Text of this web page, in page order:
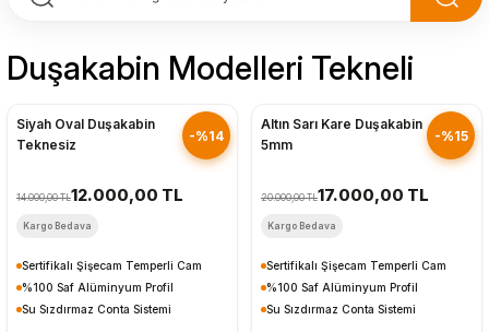
Duşakabin Modelleri Tekneli
-%14
Hızlı Gönderim
Siyah Oval Duşakabin
Teknesiz
14.000,00 TL12.000,00 TL
Kargo Bedava
Sertifikalı Şişecam Temperli Cam
%100 Saf Alüminyum Profil
Su Sızdırmaz Conta Sistemi
-%15
Altın Sarı Kare Duşakabin
5mm
20.000,00 TL17.000,00 TL
Kargo Bedava
Sertifikalı Şişecam Temperli Cam
%100 Saf Alüminyum Profil
Su Sızdırmaz Conta Sistemi